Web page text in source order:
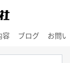
容 ブログ お問